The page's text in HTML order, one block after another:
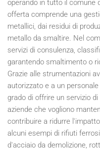
operando in tutto il comune
offerta comprende una
metallici, dai residui di
metallo da smaltire. Nel
servizi di consulenza,
garantendo smaltimento o
Grazie alle strumentazioni
autorizzato e a un
grado di offrire un servizio
aziende che vogliono
contribuire a ridurre
alcuni esempi di rifiuti
d'acciaio da demolizione,